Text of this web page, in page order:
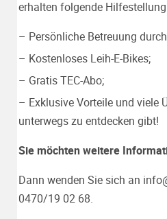
erhalten folgende
– Persönliche Betreuung
– Kostenloses Leih-E-Bikes;
– Gratis TEC-Abo;
– Exklusive Vorteile und viele
unterwegs zu entdecken gibt!
Sie möchten weitere
Dann wenden Sie sich an
0470/19 02 68.